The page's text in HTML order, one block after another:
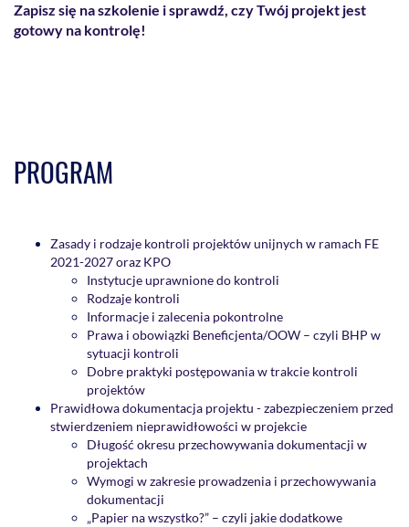
Zapisz się na szkolenie i sprawdź, czy Twój projekt jest
gotowy na kontrolę!
PROGRAM
Zasady i rodzaje kontroli projektów unijnych w ramach FE
2021-2027 oraz KPO
Instytucje uprawnione do kontroli
Rodzaje kontroli
Informacje i zalecenia pokontrolne
Prawa i obowiązki Beneficjenta/OOW – czyli BHP w
sytuacji kontroli
Dobre praktyki postępowania w trakcie kontroli
projektów
Prawidłowa dokumentacja projektu - zabezpieczeniem przed
stwierdzeniem nieprawidłowości w projekcie
Długość okresu przechowywania dokumentacji w
projektach
Wymogi w zakresie prowadzenia i przechowywania
dokumentacji
„Papier na wszystko?” – czyli jakie dodatkowe